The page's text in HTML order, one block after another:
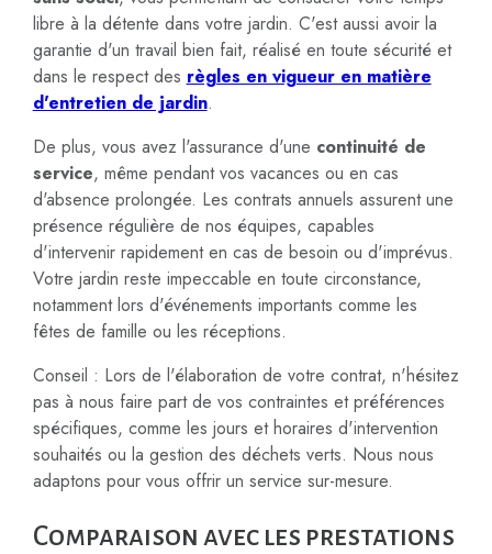
libre à la détente dans votre jardin. C'est aussi avoir la
garantie d'un travail bien fait, réalisé en toute sécurité et
dans le respect des règles en vigueur en matière
d'entretien de jardin.
De plus, vous avez l'assurance d'une continuité de
service, même pendant vos vacances ou en cas
d'absence prolongée. Les contrats annuels assurent une
présence régulière de nos équipes, capables
d'intervenir rapidement en cas de besoin ou d'imprévus.
Votre jardin reste impeccable en toute circonstance,
notamment lors d'événements importants comme les
fêtes de famille ou les réceptions.
Conseil : Lors de l'élaboration de votre contrat, n'hésitez
pas à nous faire part de vos contraintes et préférences
spécifiques, comme les jours et horaires d'intervention
souhaités ou la gestion des déchets verts. Nous nous
adaptons pour vous offrir un service sur-mesure.
Comparaison avec les prestations